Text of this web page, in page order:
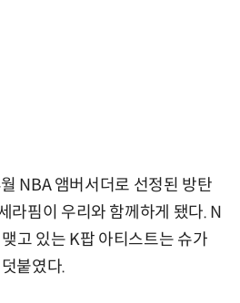
NBA 앰버서더로 선정된 방탄
라핌이 우리와 함께하게 됐다. N
고 있는 K팝 아티스트는 슈가
붙였다.